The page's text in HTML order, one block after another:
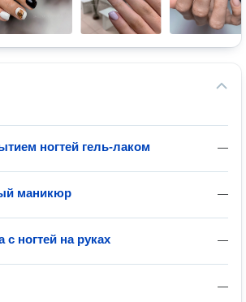
—
ногтей гель-лаком
—
маникюр
—
с ногтей на руках
—